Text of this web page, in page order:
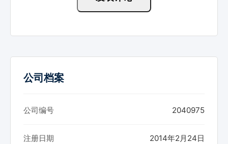
公司档案
公司编号 2040975
注册日期 2014年2月24日